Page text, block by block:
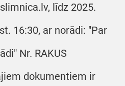
līdz 2025.
16:30, ar norādi: "Par
Nr. RAKUS
dokumentiem ir